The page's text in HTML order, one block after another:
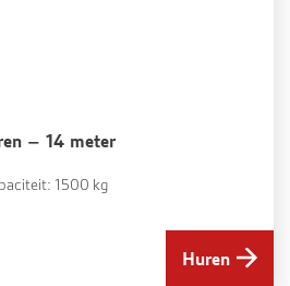
– 14 meter
1500 kg
Huren